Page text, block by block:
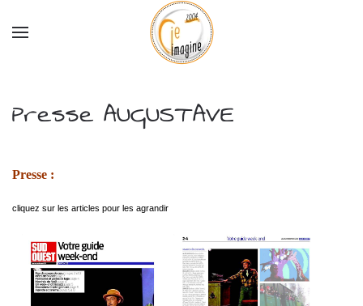
Accéder au contenu principal
Presse AUGUSTAVE
Presse :
cliquez sur les articles pour les agrandir